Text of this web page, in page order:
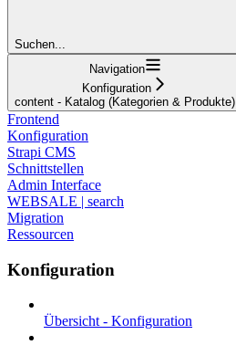
Suchen...
Navigation
Konfiguration
content - Katalog (Kategorien & Produkte)
Frontend
Konfiguration
Strapi CMS
Schnittstellen
Admin Interface
WEBSALE | search
Migration
Ressourcen
Konfiguration
Übersicht - Konfiguration